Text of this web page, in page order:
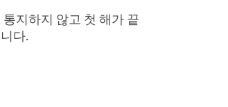
지하지 않고 첫 해가 끝
다.